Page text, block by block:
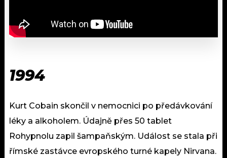
1994
Kurt Cobain skončil v nemocnici po předávkování
léky a alkoholem. Údajně přes 50 tablet
Rohypnolu zapil šampaňským. Událost se stala při
římské zastávce evropského turné kapely Nirvana.